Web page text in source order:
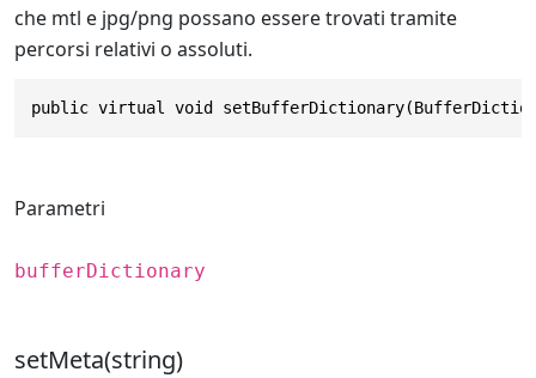
che mtl e jpg/png possano essere trovati tramite
percorsi relativi o assoluti.
public virtual void
Parametri
bufferDictionary
setMeta(string)